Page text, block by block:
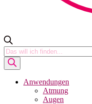
Products
search
Anwendungen
Atmung
Augen